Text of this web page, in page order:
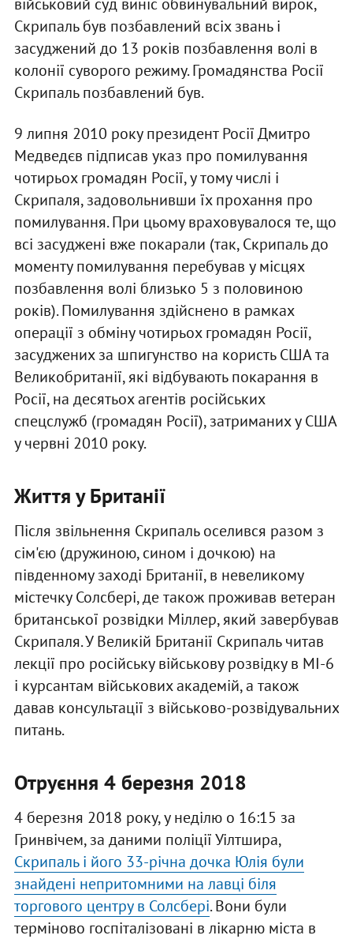
Скрипаль був позбавлений всіх звань і
засуджений до 13 років позбавлення волі в
колонії суворого режиму. Громадянства Росії
Скрипаль позбавлений був.
9 липня 2010 року президент Росії Дмитро
Медведєв підписав указ про помилування
чотирьох громадян Росії, у тому числі і
Скрипаля, задовольнивши їх прохання про
помилування. При цьому враховувалося те, що
всі засуджені вже покарали (так, Скрипаль до
моменту помилування перебував у місцях
позбавлення волі близько 5 з половиною
років). Помилування здійснено в рамках
операції з обміну чотирьох громадян Росії,
засуджених за шпигунство на користь США та
Великобританії, які відбувають покарання в
Росії, на десятьох агентів російських
спецслужб (громадян Росії), затриманих у США
у червні 2010 року.
Життя у Британії
Після звільнення Скрипаль оселився разом з
сім'єю (дружиною, сином і дочкою) на
південному заході Британії, в невеликому
містечку Солсбері, де також проживав ветеран
британської розвідки Міллер, який завербував
Скрипаля. У Великій Британії Скрипаль читав
лекції про російську військову розвідку в МІ-6
і курсантам військових академій, а також
давав консультації з військово-розвідувальних
питань.
Отруєння 4 березня 2018
4 березня 2018 року, у неділю о 16:15 за
Гринвічем, за даними поліції Уілтшира,
Скрипаль і його 33-річна дочка Юлія були
знайдені непритомними на лавці біля
торгового центру в Солсбері. Вони були
терміново госпіталізовані в лікарню міста в